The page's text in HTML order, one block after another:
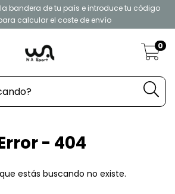
la bandera de tu país e introduce tu código
calcular el coste de envío
0
- 404
estás buscando no existe.